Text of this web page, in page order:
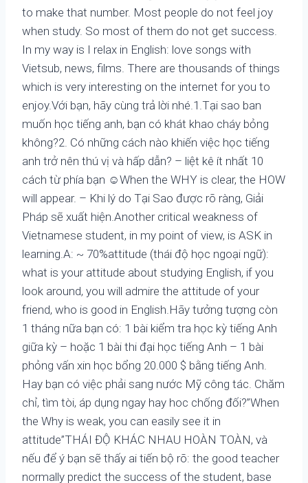
to make that number. Most people do not feel joy
when study. So most of them do not get success.
In my way is I relax in English: love songs with
Vietsub, news, films. There are thousands of things
which is very interesting on the internet for you to
enjoy.Với bạn, hãy cùng trả lời nhé.1.Tại sao ban
muốn học tiếng anh, bạn có khát khao cháy bỏng
không?2. Có những cách nào khiến việc học tiếng
anh trở nên thú vị và hấp dẫn? – liệt kê ít nhất 10
cách từ phía bạn ☺When the WHY is clear, the HOW
will appear. – Khi lý do Tại Sao được rõ ràng, Giải
Pháp sẽ xuất hiện.Another critical weakness of
Vietnamese student, in my point of view, is ASK in
learning.A: ~ 70%attitude (thái độ học ngoại ngữ):
what is your attitude about studying English, if you
look around, you will admire the attitude of your
friend, who is good in English.Hãy tưởng tượng còn
1 tháng nữa bạn có: 1 bài kiểm tra học kỳ tiếng Anh
giữa kỳ – hoặc 1 bài thi đại học tiếng Anh – 1 bài
phỏng vấn xin học bổng 20.000 $ bằng tiếng Anh.
Hay bạn có việc phải sang nước Mỹ công tác. Chăm
chỉ, tìm tòi, áp dụng ngay hay hoc chống đối?”When
the Why is weak, you can easily see it in
attitude”THÁI ĐỘ KHÁC NHAU HOÀN TOÀN, và
nếu để ý bạn sẽ thấy ai tiến bộ rõ: the good teacher
normally predict the success of the student, base